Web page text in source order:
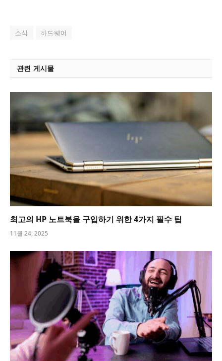
소식 하드웨어
관련 게시물
최고의 HP 노트북을 구입하기 위한 4가지 필수 팁
11월 24, 2025